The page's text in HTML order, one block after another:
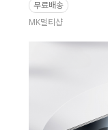
무료배송
MK멀티샵